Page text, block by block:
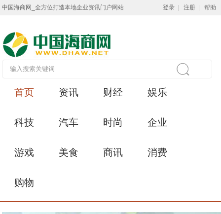
中国海商网_全方位打造本地企业资讯门户网站 登录 注册 帮助
首页 资讯 财经 娱乐
科技 汽车 时尚 企业
游戏 美食 商讯 消费
购物